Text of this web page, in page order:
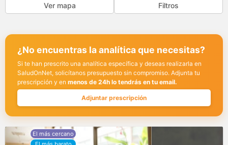
Ver mapa Filtros
¿No encuentras la analítica que necesitas?
Si te han prescrito una analítica específica y deseas realizarla en
SaludOnNet, solicítanos presupuesto sin compromiso. Adjunta tu
prescripción y en menos de 24h lo tendrás en tu email.
Adjuntar prescripción